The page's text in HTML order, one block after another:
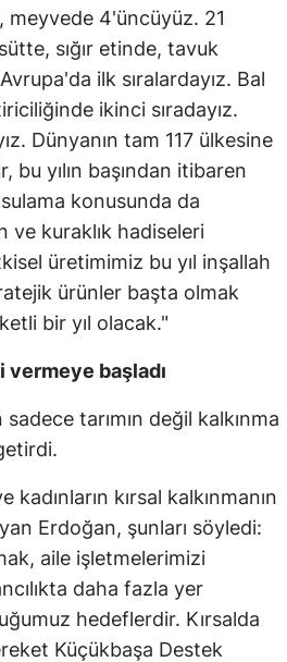
Ordu
Rize
Sakarya
Samsun
Siirt
Sivas
Tekirdağ
Tokat
Trabzon
Şanlıurfa
Uşak
Yozgat
4'üncüyüz. 21
sığır etinde, tavuk
ilk sıralardayız. Bal
ikinci sıradayız.
Dünyanın tam 117 ülkesine
yılın başından itibaren
konusunda da
ve kuraklık hadiseleri
üretimimiz bu yıl inşallah
ürünler başta olmak
bir yıl olacak."
vermeye başladı
tarımın değil kalkınma
kırsal kalkınmanın
Erdoğan, şunları söyledi:
aile işletmelerimizi
daha fazla yer
hedeflerdir. Kırsalda
Küçükbaşa Destek